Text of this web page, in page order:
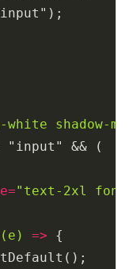
white shadow-
"input" && (
="text-2xl
=> {